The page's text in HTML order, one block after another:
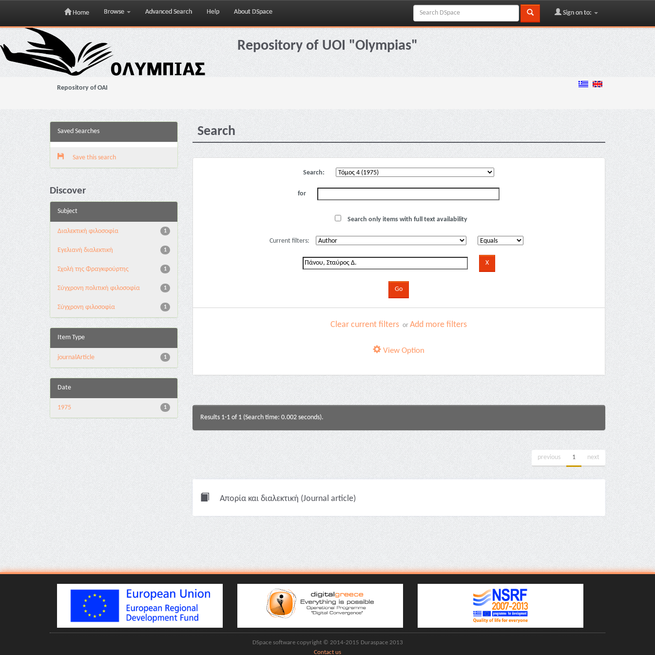
Skip
navigation
Home Browse Advanced Search Help About DSpace Sign on to:
Repository of UOI "Olympias"
Repository of OAI
Saved Searches
Save this search
Discover
Subject
1
Διαλεκτική φιλοσοφία
1
Εγελιανή διαλεκτική
1
Σχολή της Φραγκφούρτης
1
Σύγχρονη πολιτική φιλοσοφία
1
Σύγχρονη φιλοσοφία
Item Type
1
journalArticle
Date
1
1975
Search
Search:
for
Search only items with full text availability
Current filters:
Clear current filters orAdd more filters
View Option
Results 1-1 of 1 (Search time: 0.002 seconds).
previous 1 next
Απορία και διαλεκτική (Journal article)
DSpace software copyright © 2014-2015 Duraspace 2013
Contact us